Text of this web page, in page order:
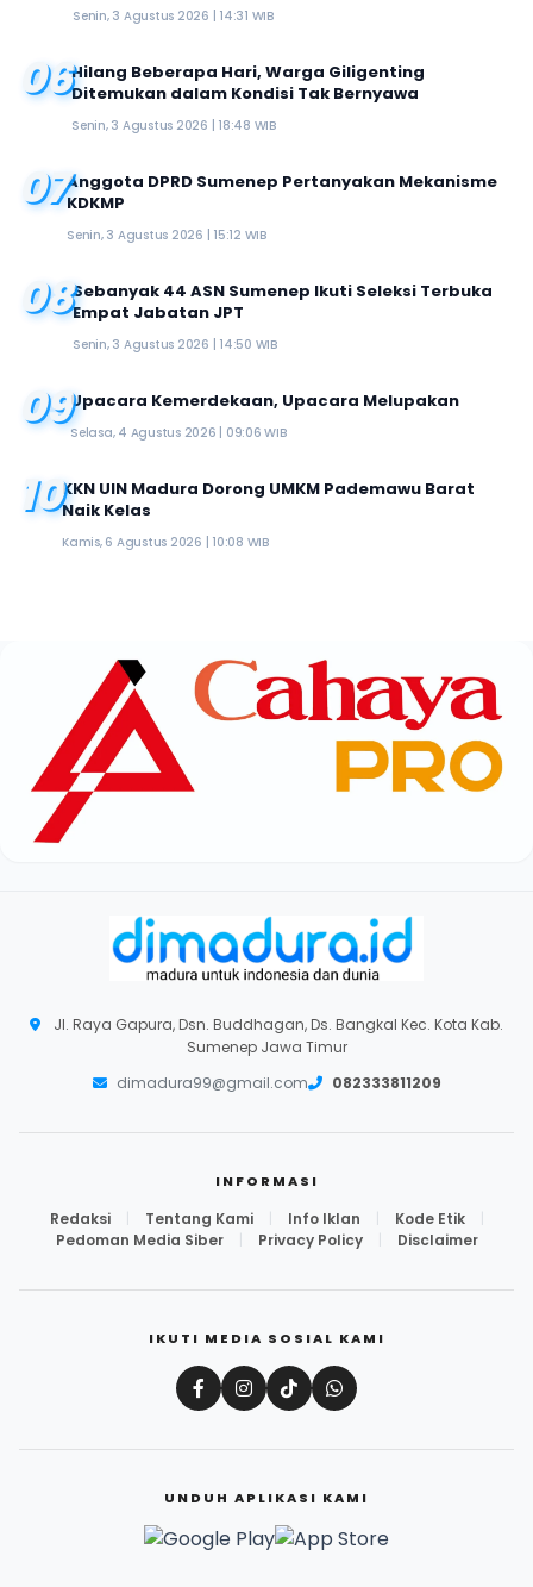
Senin, 3 Agustus 2026 | 14:31 WIB
06Hilang Beberapa Hari, Warga Giligenting
Ditemukan dalam Kondisi Tak Bernyawa
Senin, 3 Agustus 2026 | 18:48 WIB
07Anggota DPRD Sumenep Pertanyakan Mekanisme
KDKMP
Senin, 3 Agustus 2026 | 15:12 WIB
08Sebanyak 44 ASN Sumenep Ikuti Seleksi Terbuka
Empat Jabatan JPT
Senin, 3 Agustus 2026 | 14:50 WIB
09Upacara Kemerdekaan, Upacara Melupakan
Selasa, 4 Agustus 2026 | 09:06 WIB
10KKN UIN Madura Dorong UMKM Pademawu Barat
Naik Kelas
Kamis, 6 Agustus 2026 | 10:08 WIB
Jl. Raya Gapura, Dsn. Buddhagan, Ds. Bangkal Kec. Kota Kab.
Sumenep Jawa Timur
dimadura99@gmail.com
082333811209
INFORMASI
Redaksi Tentang Kami Info Iklan Kode Etik
Pedoman Media Siber
Privacy Policy Disclaimer
IKUTI MEDIA SOSIAL KAMI
UNDUH APLIKASI KAMI